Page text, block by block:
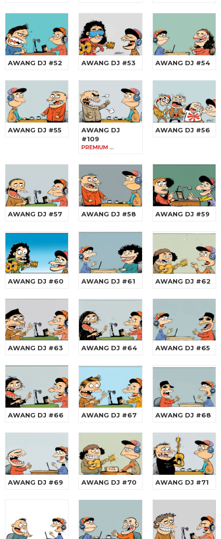
AWANG DJ #52 AWANG DJ #53 AWANG DJ #54
AWANG DJ #55
AWANG DJ
#109
PREMIUM …
AWANG DJ #56
AWANG DJ #57 AWANG DJ #58 AWANG DJ #59
AWANG DJ #60 AWANG DJ #61 AWANG DJ #62
AWANG DJ #63 AWANG DJ #64 AWANG DJ #65
AWANG DJ #66 AWANG DJ #67 AWANG DJ #68
AWANG DJ #69 AWANG DJ #70 AWANG DJ #71